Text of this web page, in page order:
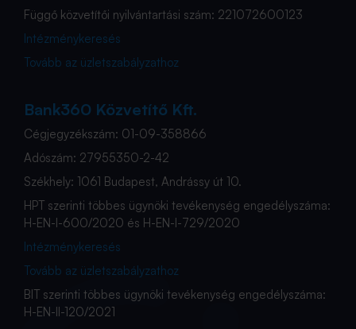
Függő közvetítői nyilvántartási szám: 221072600123
Intézménykeresés
Tovább az üzletszabályzathoz
Bank360 Közvetítő Kft.
Cégjegyzékszám: 01-09-358866
Adószám: 27955350-2-42
Székhely: 1061 Budapest, Andrássy út 10.
HPT szerinti többes ügynöki tevékenység engedélyszáma:
H-EN-I-600/2020 és H-EN-I-729/2020
Intézménykeresés
Tovább az üzletszabályzathoz
BIT szerinti többes ügynöki tevékenység engedélyszáma:
H-EN-II-120/2021